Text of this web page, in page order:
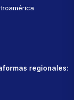
regionales: